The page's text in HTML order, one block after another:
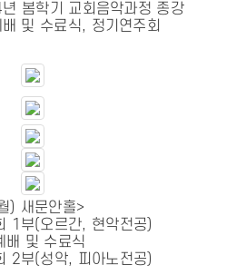
봄학기 교회음악과정 종강
배 및 수료식, 정기연주회
) 새문안홀>
1부(오르간, 현악전공)
배 및 수료식
2부(성악, 피아노전공)